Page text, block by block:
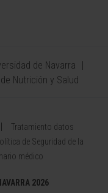
de Navarra
Nutrición y Salud
Tratamiento datos
de Seguridad de la
médico
2026